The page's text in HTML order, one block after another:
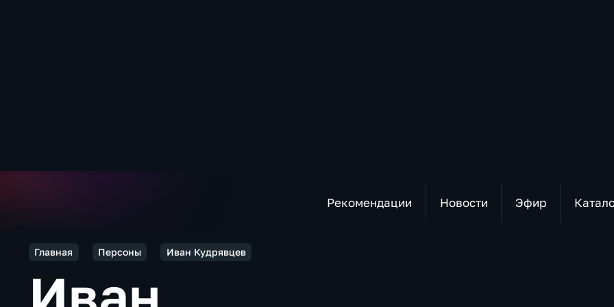
Рекомендации Новости Эфир
Главная Персоны Иван Кудрявцев